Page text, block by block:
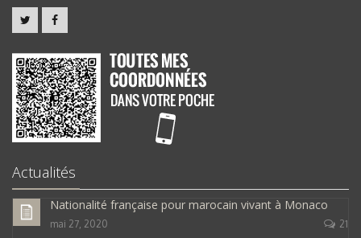
Actualités
Nationalité française pour marocain vivant à Monaco
mai 27, 2020 21